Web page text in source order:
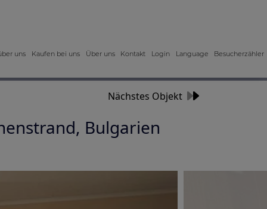
uns Kaufen bei uns Über uns Kontakt Login Language Besucherzähler
Nächstes Objekt
Bulgarien